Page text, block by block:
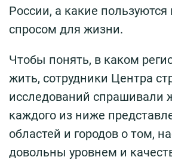
России, а какие
спросом для жизни.
Чтобы понять, в каком
жить, сотрудники Центра
исследований спрашивали
каждого из ниже
областей и городов о том,
довольны уровнем и